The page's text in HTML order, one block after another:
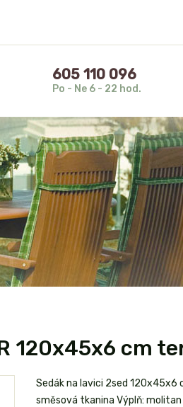
605 110 096
Po - Ne 6 - 22 hod.
120x45x6 cm
Sedák na lavici 2sed
směsová tkanina Výplň: